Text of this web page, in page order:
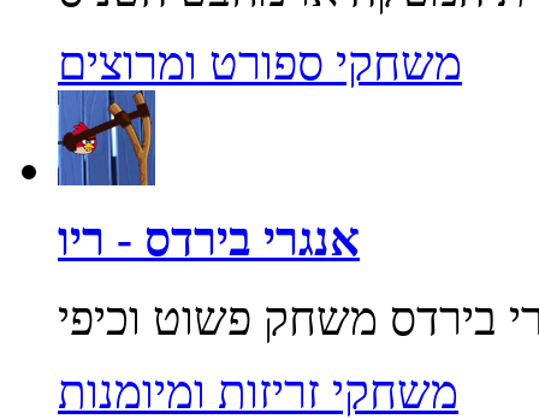
משחקי ספורט ומרוצים
אנגרי בירדס - ריו
משחקי זריזות ומיומנות